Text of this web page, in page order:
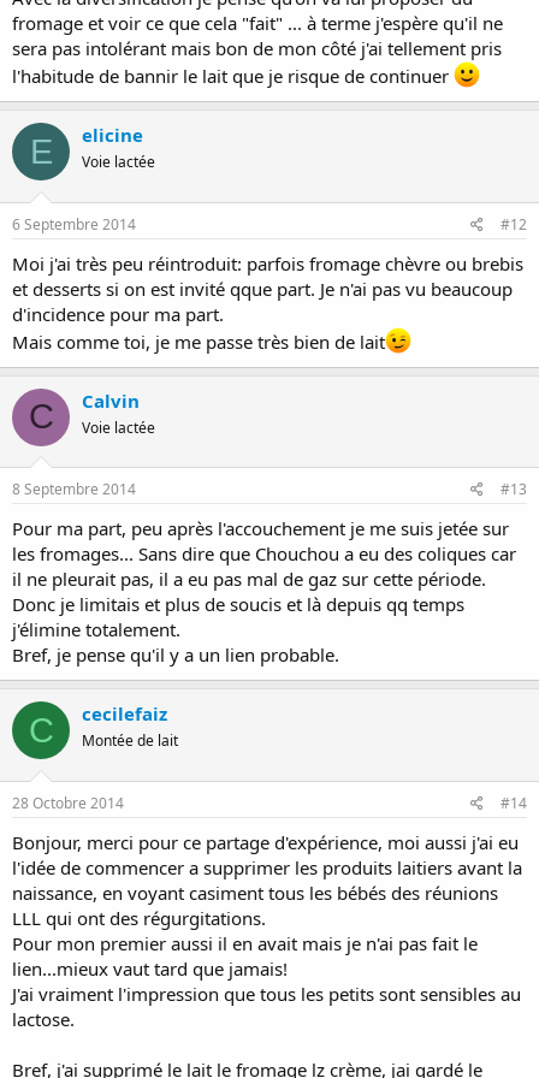
fromage et voir ce que cela "fait" ... à terme j'espère qu'il ne
sera pas intolérant mais bon de mon côté j'ai tellement pris
l'habitude de bannir le lait que je risque de continuer
E elicine
Voie lactée
6 Septembre 2014 #12
Moi j'ai très peu réintroduit: parfois fromage chèvre ou brebis
et desserts si on est invité qque part. Je n'ai pas vu beaucoup
d'incidence pour ma part.
Mais comme toi, je me passe très bien de lait
C Calvin
Voie lactée
8 Septembre 2014 #13
Pour ma part, peu après l'accouchement je me suis jetée sur
les fromages... Sans dire que Chouchou a eu des coliques car
il ne pleurait pas, il a eu pas mal de gaz sur cette période.
Donc je limitais et plus de soucis et là depuis qq temps
j'élimine totalement.
Bref, je pense qu'il y a un lien probable.
C cecilefaiz
Montée de lait
28 Octobre 2014 #14
Bonjour, merci pour ce partage d'expérience, moi aussi j'ai eu
l'idée de commencer a supprimer les produits laitiers avant la
naissance, en voyant casiment tous les bébés des réunions
LLL qui ont des régurgitations.
Pour mon premier aussi il en avait mais je n'ai pas fait le
lien...mieux vaut tard que jamais!
J'ai vraiment l'impression que tous les petits sont sensibles au
lactose.
Bref, j'ai supprimé le lait le fromage lz crème, jai gardé le